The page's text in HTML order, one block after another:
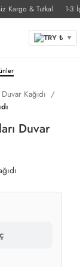
& Tutkal 1-3 İş
TRY ₺ ▼
Kağıdı
Duvar